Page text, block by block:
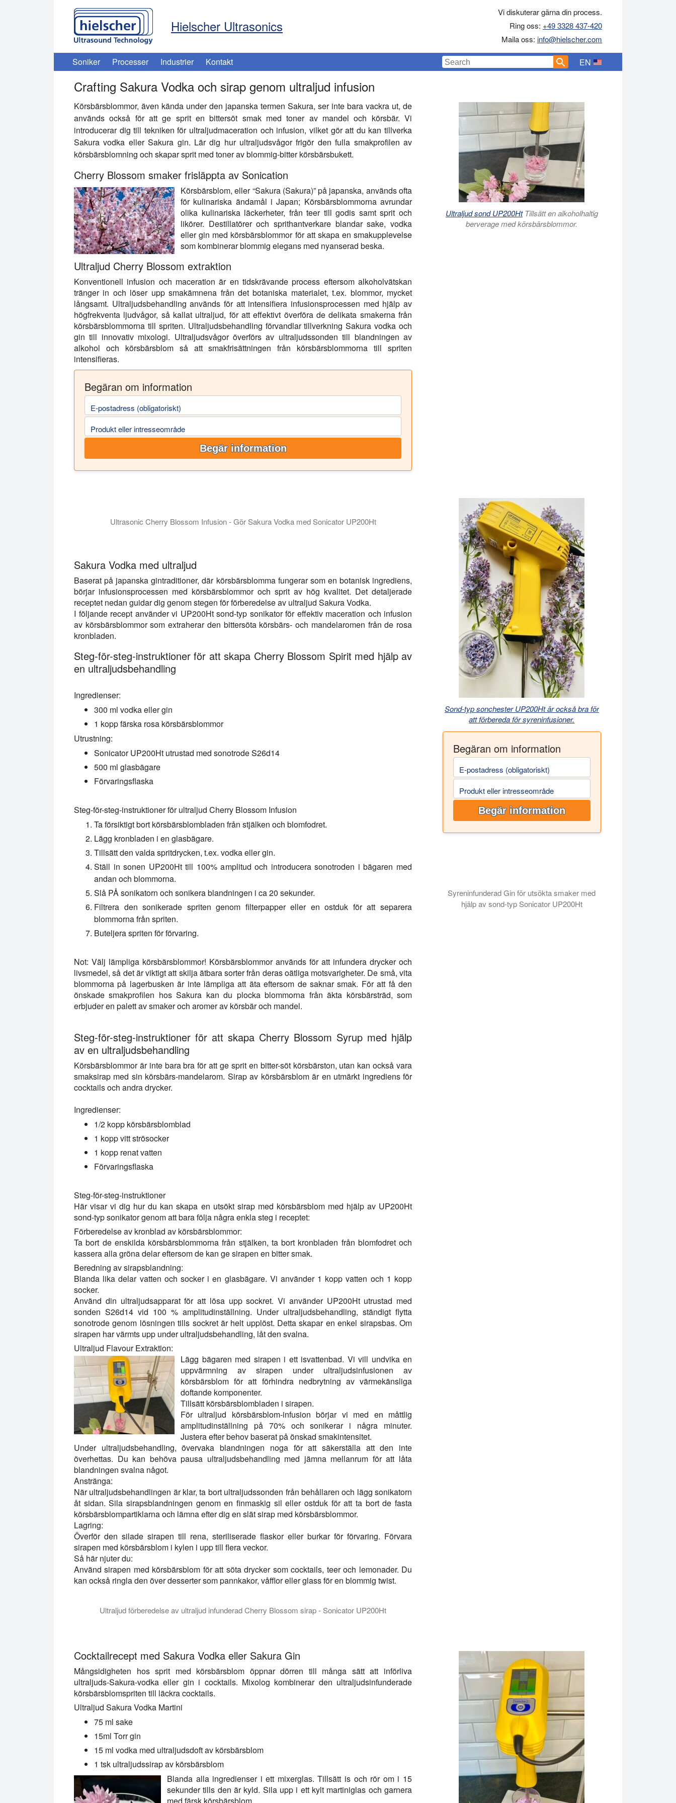
Hielscher Ultrasonics
Vi diskuterar gärna din process.
Ring oss: +49 3328 437-420
Maila oss: info@hielscher.com
Soniker Processer Industrier Kontakt EN
Crafting Sakura Vodka och sirap genom ultraljud infusion
Körsbärsblommor, även kända under den japanska termen Sakura, ser inte bara vackra ut, de
används också för att ge sprit en bittersöt smak med toner av mandel och körsbär. Vi
introducerar dig till tekniken för ultraljudmaceration och infusion, vilket gör att du kan tillverka
Sakura vodka eller Sakura gin. Lär dig hur ultraljudsvågor frigör den fulla smakprofilen av
körsbärsblomning och skapar sprit med toner av blommig-bitter körsbärsbukett.
Cherry Blossom smaker frisläppta av Sonication
Körsbärsblom, eller “Sakura (Sakura)” på japanska, används ofta
för kulinariska ändamål i Japan; Körsbärsblommorna avrundar
olika kulinariska läckerheter, från teer till godis samt sprit och
likörer. Destillatörer och sprithantverkare blandar sake, vodka
eller gin med körsbärsblommor för att skapa en smakupplevelse
som kombinerar blommig elegans med nyanserad beska.
Ultraljud Cherry Blossom extraktion
Konventionell infusion och maceration är en tidskrävande process eftersom alkoholvätskan
tränger in och löser upp smakämnena från det botaniska materialet, t.ex. blommor, mycket
långsamt. Ultraljudsbehandling används för att intensifiera infusionsprocessen med hjälp av
högfrekventa ljudvågor, så kallat ultraljud, för att effektivt överföra de delikata smakerna från
körsbärsblommorna till spriten. Ultraljudsbehandling förvandlar tillverkning Sakura vodka och
gin till innovativ mixologi. Ultraljudsvågor överförs av ultraljudssonden till blandningen av
alkohol och körsbärsblom så att smakfrisättningen från körsbärsblommorna till spriten
intensifieras.
Begäran om information
E-postadress (obligatoriskt)
Produkt eller intresseområde
Begär information
Ultraljud sond UP200HtTillsätt en alkoholhaltig
berverage med körsbärsblommor.
Ultrasonic Cherry Blossom Infusion - Gör Sakura Vodka med Sonicator UP200Ht
I det här videoklippet introducerar vi dig i konsten att ultraljudsinfusion och extraktion av körsbärsblommor. Se hur sonikatorn UP200Ht överför aromen och
Sakura Vodka med ultraljud
Baserat på japanska gintraditioner, där körsbärsblomma fungerar som en botanisk ingrediens,
börjar infusionsprocessen med körsbärsblommor och sprit av hög kvalitet. Det detaljerade
receptet nedan guidar dig genom stegen för förberedelse av ultraljud Sakura Vodka.
I följande recept använder vi UP200Ht sond-typ sonikator för effektiv maceration och infusion
av körsbärsblommor som extraherar den bittersöta körsbärs- och mandelaromen från de rosa
kronbladen.
Steg-för-steg-instruktioner för att skapa Cherry Blossom Spirit med hjälp av
en ultraljudsbehandling
Ingredienser:
300 ml vodka eller gin
1 kopp färska rosa körsbärsblommor
Utrustning:
Sonicator UP200Ht utrustad med sonotrode S26d14
500 ml glasbägare
Förvaringsflaska
Steg-för-steg-instruktioner för ultraljud Cherry Blossom Infusion
Ta försiktigt bort körsbärsblombladen från stjälken och blomfodret.
Lägg kronbladen i en glasbägare.
Tillsätt den valda spritdrycken, t.ex. vodka eller gin.
Ställ in sonen UP200Ht till 100% amplitud och introducera sonotroden i bägaren med
andan och blommorna.
Slå PÅ sonikatorn och sonikera blandningen i ca 20 sekunder.
Filtrera den sonikerade spriten genom filterpapper eller en ostduk för att separera
blommorna från spriten.
Buteljera spriten för förvaring.
Not: Välj lämpliga körsbärsblommor! Körsbärsblommor används för att infundera drycker och
livsmedel, så det är viktigt att skilja ätbara sorter från deras oätliga motsvarigheter. De små, vita
blommorna på lagerbusken är inte lämpliga att äta eftersom de saknar smak. För att få den
önskade smakprofilen hos Sakura kan du plocka blommorna från äkta körsbärsträd, som
erbjuder en palett av smaker och aromer av körsbär och mandel.
Steg-för-steg-instruktioner för att skapa Cherry Blossom Syrup med hjälp
av en ultraljudsbehandling
Körsbärsblommor är inte bara bra för att ge sprit en bitter-söt körsbärston, utan kan också vara
smaksirap med sin körsbärs-mandelarom. Sirap av körsbärsblom är en utmärkt ingrediens för
cocktails och andra drycker.
Ingredienser:
1/2 kopp körsbärsblomblad
1 kopp vitt strösocker
1 kopp renat vatten
Förvaringsflaska
Steg-för-steg-instruktioner
Här visar vi dig hur du kan skapa en utsökt sirap med körsbärsblom med hjälp av UP200Ht
sond-typ sonikator genom att bara följa några enkla steg i receptet:
Förberedelse av kronblad av körsbärsblommor:
Ta bort de enskilda körsbärsblommorna från stjälken, ta bort kronbladen från blomfodret och
kassera alla gröna delar eftersom de kan ge sirapen en bitter smak.
Beredning av sirapsblandning:
Blanda lika delar vatten och socker i en glasbägare. Vi använder 1 kopp vatten och 1 kopp
socker.
Använd din ultraljudsapparat för att lösa upp sockret. Vi använder UP200Ht utrustad med
sonden S26d14 vid 100 % amplitudinställning. Under ultraljudsbehandling, ständigt flytta
sonotrode genom lösningen tills sockret är helt upplöst. Detta skapar en enkel sirapsbas. Om
sirapen har värmts upp under ultraljudsbehandling, låt den svalna.
Ultraljud Flavour Extraktion:
Lägg bägaren med sirapen i ett isvattenbad. Vi vill undvika en
uppvärmning av sirapen under ultraljudsinfusionen av
körsbärsblom för att förhindra nedbrytning av värmekänsliga
doftande komponenter.
Tillsätt körsbärsblombladen i sirapen.
För ultraljud körsbärsblom-infusion börjar vi med en måttlig
amplitudinställning på 70% och sonikerar i några minuter.
Justera efter behov baserat på önskad smakintensitet.
Under ultraljudsbehandling, övervaka blandningen noga för att säkerställa att den inte
överhettas. Du kan behöva pausa ultraljudsbehandling med jämna mellanrum för att låta
blandningen svalna något.
Anstränga:
När ultraljudsbehandlingen är klar, ta bort ultraljudssonden från behållaren och lägg sonikatorn
åt sidan. Sila sirapsblandningen genom en finmaskig sil eller ostduk för att ta bort de fasta
körsbärsblompartiklarna och lämna efter dig en slät sirap med körsbärsblommor.
Lagring:
Överför den silade sirapen till rena, steriliserade flaskor eller burkar för förvaring. Förvara
sirapen med körsbärsblom i kylen i upp till flera veckor.
Så här njuter du:
Använd sirapen med körsbärsblom för att söta drycker som cocktails, teer och lemonader. Du
kan också ringla den över desserter som pannkakor, våfflor eller glass för en blommig twist.
Ultraljud förberedelse av ultraljud infunderad Cherry Blossom sirap - Sonicator UP200Ht
Sond-typ sonchester UP200Ht är också bra för
att förbereda för syreninfusioner.
Begäran om information
E-postadress (obligatoriskt)
Produkt eller intresseområde
Begär information
Syreninfunderad Gin för utsökta smaker med
hjälp av sond-typ Sonicator UP200Ht
Cocktailrecept med Sakura Vodka eller Sakura Gin
Mångsidigheten hos sprit med körsbärsblom öppnar dörren till många sätt att införliva
ultraljuds-Sakura-vodka eller gin i cocktails. Mixolog kombinerar den ultraljudsinfunderade
körsbärsblomspriten till läckra cocktails.
Ultraljud Sakura Vodka Martini
75 ml sake
15ml Torr gin
15 ml vodka med ultraljudsdoft av körsbärsblom
1 tsk ultraljudssirap av körsbärsblom
Blanda alla ingredienser i ett mixerglas. Tillsätt is och rör om i 15
sekunder tills den är kyld. Sila upp i ett kylt martiniglas och garnera